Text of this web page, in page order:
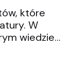
które
W
wiedzie
i bliska